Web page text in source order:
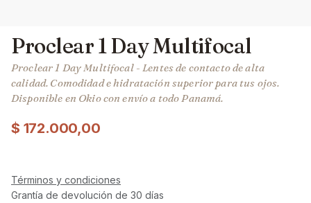
Proclear 1 Day Multifocal
Proclear 1 Day Multifocal - Lentes de contacto de alta
calidad. Comodidad e hidratación superior para tus ojos.
Disponible en Okio con envío a todo Panamá.
$ 172.000,00
Términos y condiciones
Grantía de devolución de 30 días